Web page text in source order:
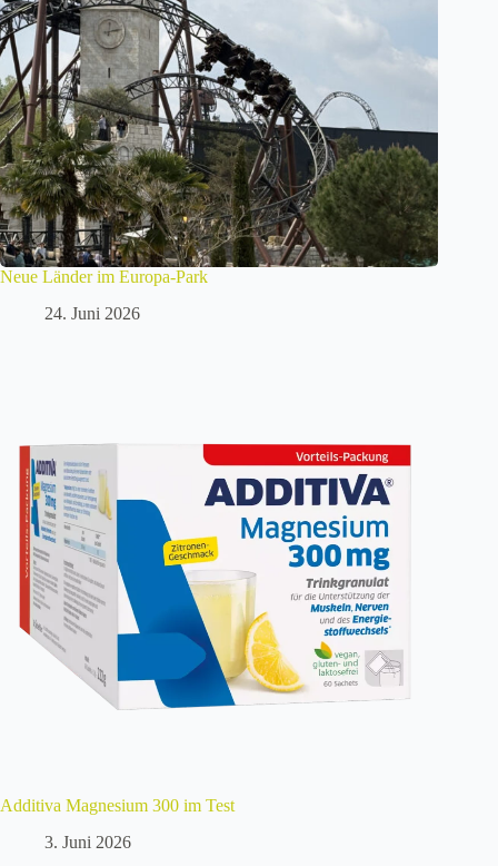
Neue Länder im Europa-Park
24. Juni 2026
Additiva Magnesium 300 im Test
3. Juni 2026